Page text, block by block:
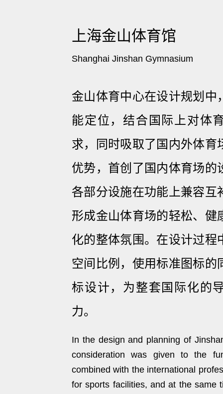
上海金山体育馆
Shanghai Jinshan Gymnasium
金山体育中心在设计规划中
能定位，结合国际上对体
求，同时吸取了国内外体育
优势，首创了国内体育场的
各部分设施在功能上兼容互
形成金山体育场的轻松、健
化的整体氛围。在设计过程
空间比例，使用标准图标的
标设计，为整套国际化的
力。
In the design and planning of
consideration was given to the
combined with the international
for sports facilities, and at the same